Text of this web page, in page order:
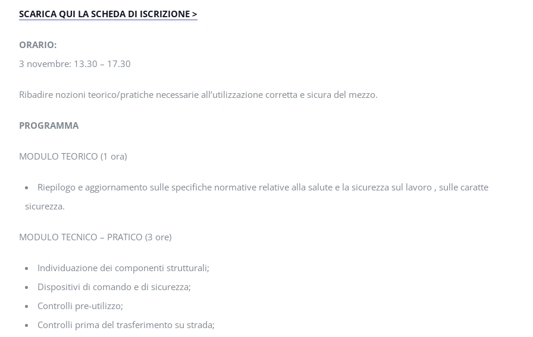
SCARICA QUI LA SCHEDA DI ISCRIZIONE >
ORARIO:
3 novembre: 13.30 – 17.30
Ribadire nozioni teorico/pratiche necessarie all’utilizzazione corretta e sicura del mezzo.
PROGRAMMA
MODULO TEORICO (1 ora)
Riepilogo e aggiornamento sulle specifiche normative relative alla salute e la sicurezza sul lavoro , sulle caratteristiche
sicurezza.
MODULO TECNICO – PRATICO (3 ore)
Individuazione dei componenti strutturali;
Dispositivi di comando e di sicurezza;
Controlli pre-utilizzo;
Controlli prima del trasferimento su strada;